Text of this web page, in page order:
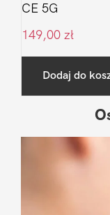
CE 5G
149,00 zł
Dodaj do
Sidebar